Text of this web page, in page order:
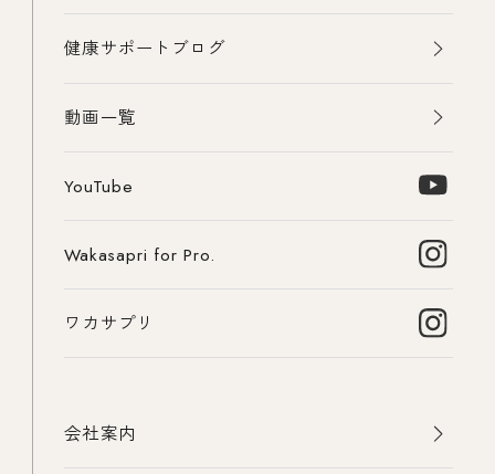
健康サポートブログ
動画一覧
YouTube
Wakasapri for Pro.
ワカサプリ
会社案内